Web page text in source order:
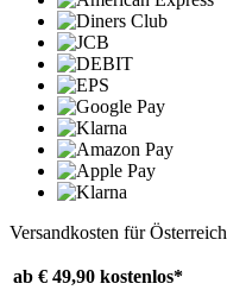
Versandkosten für Österreich
ab € 49,90 kostenlos*